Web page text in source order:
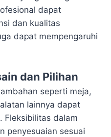
dapat
dan kualitas
dapat mempengaruhi
dan Pilihan
seperti meja,
lainnya dapat
Fleksibilitas dalam
penyesuaian sesuai